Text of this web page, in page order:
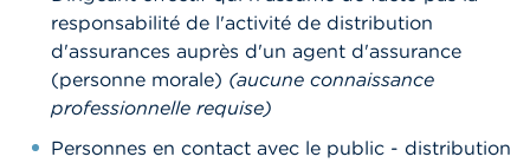
responsabilité de l'activité de distribution
d'assurances auprès d'un agent d'assurance
(personne morale) (aucune connaissance
professionnelle requise)
Personnes en contact avec le public - distribution